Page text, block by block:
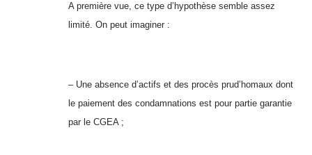
A première vue, ce type d’hypothèse semble assez
limité. On peut imaginer :
– Une absence d’actifs et des procès prud’homaux dont
le paiement des condamnations est pour partie garantie
par le CGEA ;